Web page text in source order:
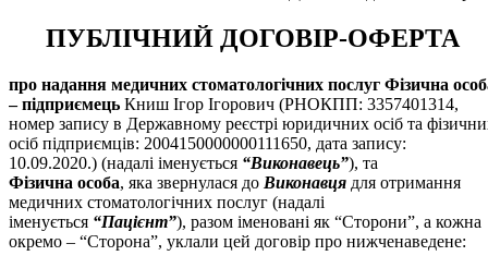
ПУБЛІЧНИЙ ДОГОВІР-ОФЕРТА
про надання медичних стоматологічних послуг Фізична
– підприємець Книш Ігор Ігорович (РНОКПП: 3357401314,
номер запису в Державному реєстрі юридичних осіб та
осіб підприємців: 2004150000000111650, дата запису:
10.09.2020.) (надалі іменується “Виконавець”), та
Фізична особа, яка звернулася до Виконавця для отримання
медичних стоматологічних послуг (надалі
іменується “Пацієнт”), разом іменовані як “Сторони”, а кожна
окремо – “Сторона”, уклали цей договір про нижченаведене: